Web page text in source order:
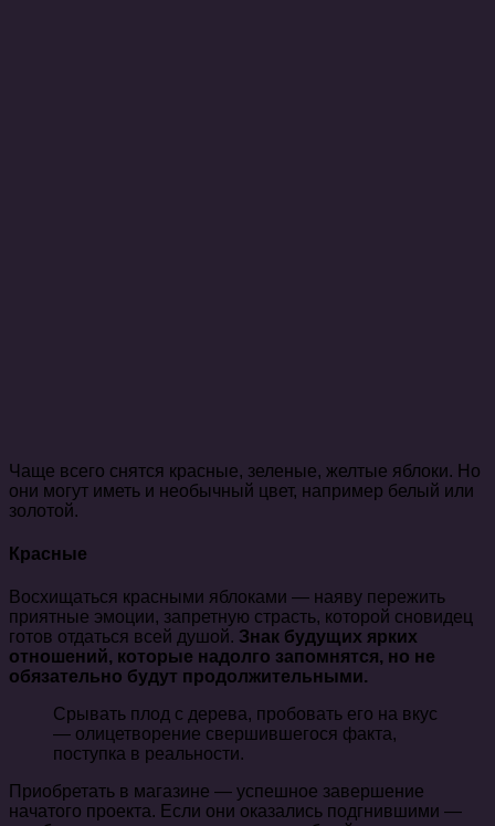
Чаще всего снятся красные, зеленые, желтые яблоки. Но
они могут иметь и необычный цвет, например белый или
золотой.
Красные
Восхищаться красными яблоками — наяву пережить
приятные эмоции, запретную страсть, которой сновидец
готов отдаться всей душой. Знак будущих ярких
отношений, которые надолго запомнятся, но не
обязательно будут продолжительными.
Срывать плод с дерева, пробовать его на вкус
— олицетворение свершившегося факта,
поступка в реальности.
Приобретать в магазине — успешное завершение
начатого проекта. Если они оказались подгнившими —